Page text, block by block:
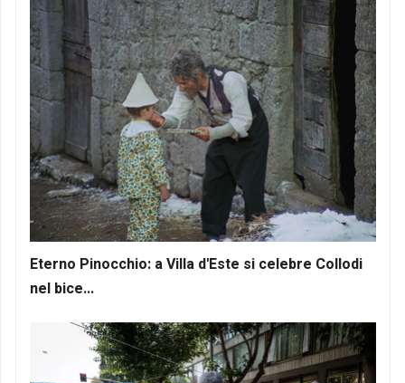
Eterno Pinocchio: a Villa d'Este si celebre Collodi
nel bice...